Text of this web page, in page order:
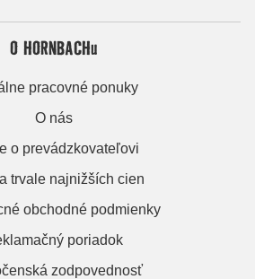
O HORNBACHu
pracovné ponuky
O nás
o prevádzkovateľovi
trvale najnižších cien
obchodné podmienky
poriadok
zodpovednosť